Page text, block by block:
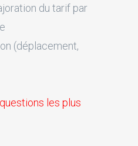
du tarif par
(déplacement,
les plus